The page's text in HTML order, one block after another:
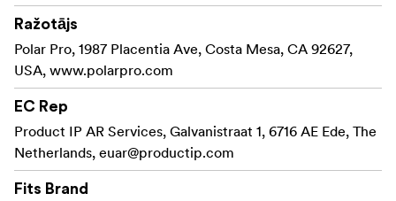
– pilnībā saderīgs ar jūsu esošo
uzlādes un montāžas aprīkojumu.
67 mm filtra adapteris (papildus)
savus iecienītākos 67 mm filtrus ar iPhone.
Režisora komplekts– ietver somu, rokturi,
noņemamu Bluetooth slēdži, VND 2–5 filtru,
CineGold filtru un ShortStache Everyday filtru.
Ražotājs
Polar Pro, 1987 Placentia Ave, Costa Mesa, CA 92627,
USA, www.polarpro.com
EC Rep
Product IP AR Services, Galvanistraat 1, 6716 AE Ede, The
Netherlands, euar@productip.com
Fits Brand